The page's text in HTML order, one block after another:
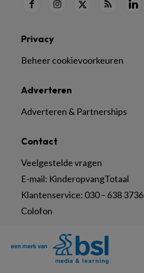
Contact
Veelgestelde vragen
E-mail: KinderopvangTotaal
Klantenservice: 030 – 638 3736
Colofon
Adverteren
Adverteren & Partnerships
Privacy
Beheer cookievoorkeuren